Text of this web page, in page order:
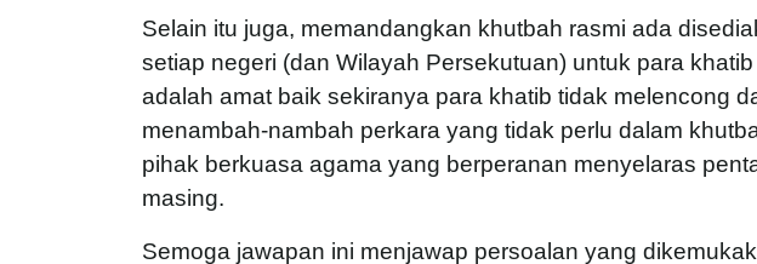
Selain itu juga, memandangkan khutbah rasmi ada
setiap negeri (dan Wilayah Persekutuan) untuk para
adalah amat baik sekiranya para khatib tidak melencong
menambah-nambah perkara yang tidak perlu dalam
pihak berkuasa agama yang berperanan menyelaras
masing.
Semoga jawapan ini menjawap persoalan yang